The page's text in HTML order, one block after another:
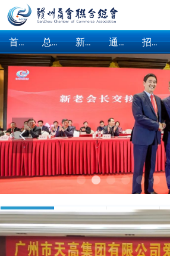
首页
首页
总会概括
总会概括
新闻中心
新闻中心
通知公告
通知公告
招商引资
招商引资
넳
总会动态 各地短波 会企风采
"总汇赣 益企行"之和君十